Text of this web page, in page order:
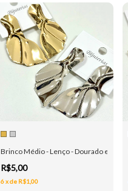
Brinco Médio - Lenço - Dourado e Prata
R$5,00
6xde R$1,00